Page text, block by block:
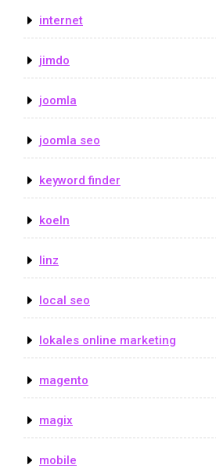
internet
jimdo
joomla
joomla seo
keyword finder
koeln
linz
local seo
lokales online marketing
magento
magix
mobile